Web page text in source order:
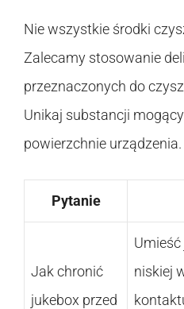
Nie wszystkie środki
Zalecamy stosowanie
przeznaczonych do
Unikaj substancji
powierzchnie urządzenia.
Pytanie
Jak chronić
jukebox przed
niskiej